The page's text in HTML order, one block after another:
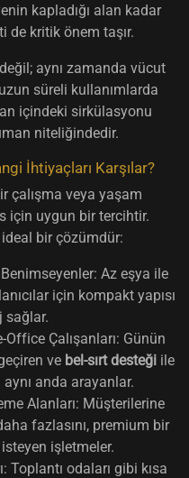
kapladığı alan kadar
de kritik önem taşır.
aynı zamanda vücut
süreli kullanımlarda
içindeki sirkülasyonu
niteliğindedir.
İhtiyaçları Karşılar?
çalışma veya yaşam
için uygun bir tercihtir.
bir çözümdür:
Az eşya ile
için kompakt yapısı
sağlar.
Çalışanları: Günün
ve bel-sırt desteğiile
anda arayanlar.
Alanları: Müşterilerine
fazlasını, premium bir
işletmeler.
Toplantı odaları gibi kısa